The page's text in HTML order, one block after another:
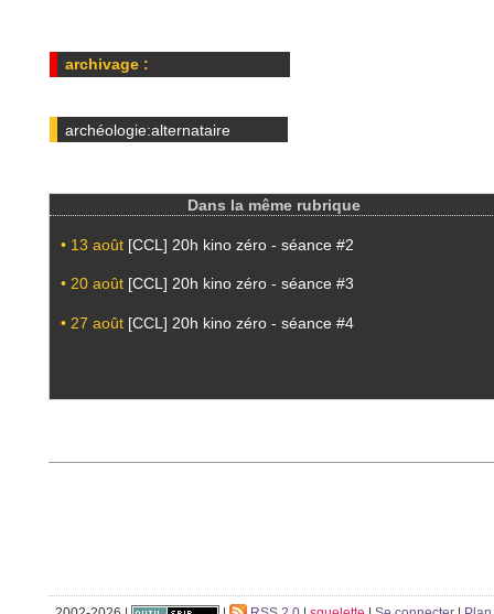
archivage :
archéologie:alternataire
Dans la même rubrique
• 13 août [CCL] 20h kino zéro - séance #2
• 20 août [CCL] 20h kino zéro - séance #3
• 27 août [CCL] 20h kino zéro - séance #4